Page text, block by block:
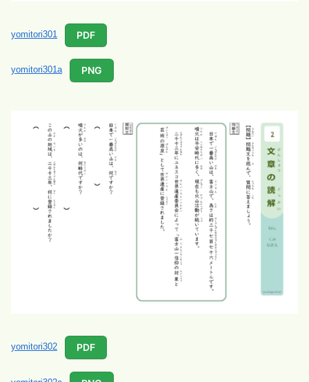
yomitori301 PDF
yomitori301a PNG
yomitori302 PDF